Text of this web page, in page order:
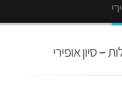
– סיון אופירי